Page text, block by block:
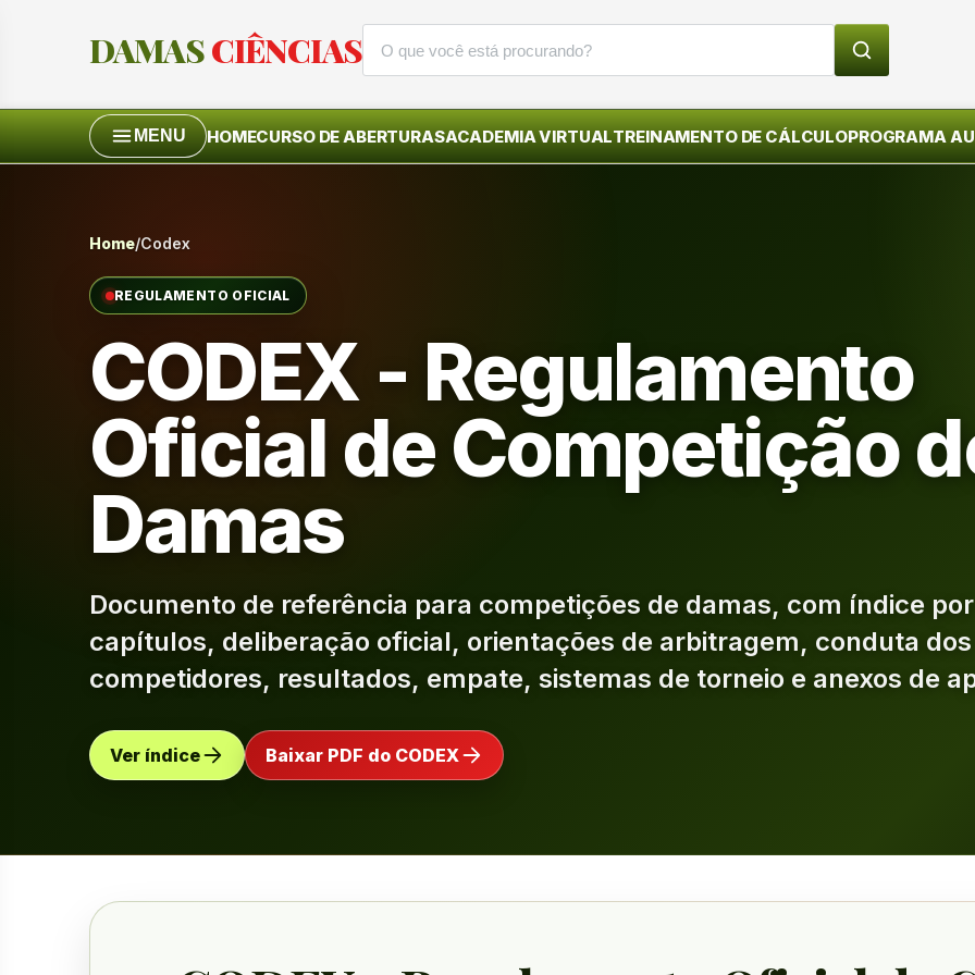
DAMASCIÊNCIAS
MENU HOMECURSO DE ABERTURASACADEMIA VIRTUALTREINAMENTO DE CÁLCULOPROGRAMA
Home/Codex
REGULAMENTO OFICIAL
CODEX - Regulamento
Oficial de Competição
Damas
Documento de referência para competições de damas, com índice por
capítulos, deliberação oficial, orientações de arbitragem, conduta dos
competidores, resultados, empate, sistemas de torneio e anexos de
Ver índice Baixar PDF do CODEX